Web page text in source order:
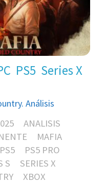
PS5 Series X
Análisis
ANALISIS
MAFIA
PS5
PS5 PRO
S
SERIES X
XBOX